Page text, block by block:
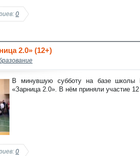
0
2.0» (12+)
В минувшую субботу на базе школы
«Зарница 2.0». В нём приняли участие
0